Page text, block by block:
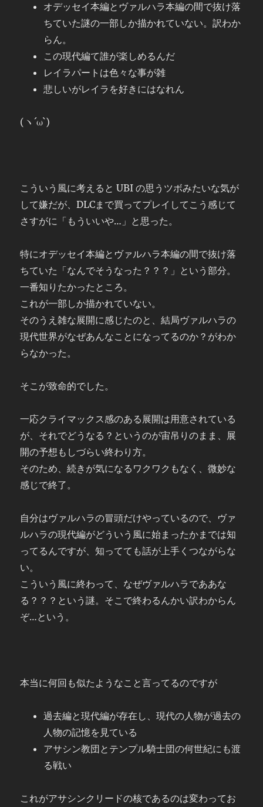
オデッセイ本編とヴァルハラ本編の間で抜け落
ちていた謎の一部しか描かれていない。訳わか
らん。
この現代編て誰が楽しめるんだ
レイラパートは色々な事が雑
悲しいがレイラを好きにはなれん
(ヽ´ω`)
こういう風に考えると UBI の思うツボみたいな気が
して嫌だが、DLCまで買ってプレイしてこう感じて
さすがに「もういいや…」と思った。
特にオデッセイ本編とヴァルハラ本編の間で抜け落
ちていた「なんでそうなった？？？」という部分。
一番知りたかったところ。
これが一部しか描かれていない。
そのうえ雑な展開に感じたのと、結局ヴァルハラの
現代世界がなぜあんなことになってるのか？がわか
らなかった。
そこが致命的でした。
一応クライマックス感のある展開は用意されている
が、それでどうなる？というのが宙吊りのまま、展
開の予想もしづらい終わり方。
そのため、続きが気になるワクワクもなく、微妙な
感じで終了。
自分はヴァルハラの冒頭だけやっているので、ヴァ
ルハラの現代編がどういう風に始まったかまでは知
ってるんですが、知ってても話が上手くつながらな
い。
こういう風に終わって、なぜヴァルハラでああな
る？？？という謎。そこで終わるんかい訳わからん
ぞ…という。
本当に何回も似たようなこと言ってるのですが
過去編と現代編が存在し、現代の人物が過去の
人物の記憶を見ている
アサシン教団とテンプル騎士団の何世紀にも渡
る戦い
これがアサシンクリードの核であるのは変わってお